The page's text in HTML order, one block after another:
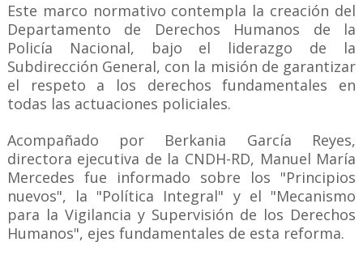
Este marco normativo contempla la creación del
Departamento de Derechos Humanos de la
Policía Nacional, bajo el liderazgo de la
Subdirección General, con la misión de garantizar
el respeto a los derechos fundamentales en
todas las actuaciones policiales.
Acompañado por Berkania García Reyes,
directora ejecutiva de la CNDH-RD, Manuel María
Mercedes fue informado sobre los "Principios
nuevos", la "Política Integral" y el "Mecanismo
para la Vigilancia y Supervisión de los Derechos
Humanos", ejes fundamentales de esta reforma.